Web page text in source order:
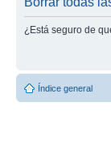
¿Está seguro de
Índice general